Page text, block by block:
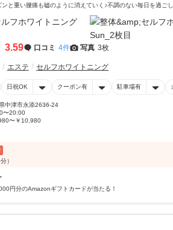
と重い腰痛も嘘のように消えていく♪不調のない毎日を過ご
3.59 口コミ 4件 写真 3枚
エステ セルフホワイトニング
日祝OK クーポン有 駐車場有
中津市永添2636-24
〜20:00
〜￥10,980
）
円分のAmazonギフトカードが当たる！